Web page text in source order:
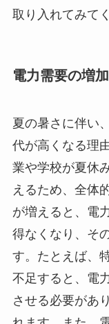
取り入れてみて
電力需要の増加
夏の暑さに伴い
代が高くなる理
業や学校が夏休
えるため、全体
が増えると、電
得なくなり、そ
す。たとえば、
不足すると、電
させる必要があ